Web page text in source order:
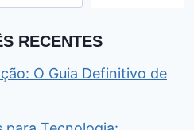
RECENTES
O Guia Definitivo de